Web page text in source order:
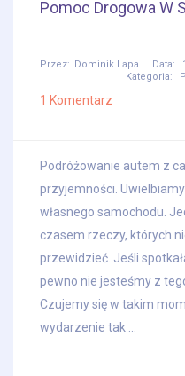
Pomoc Drogowa W
Przez: Dominik.lapa Data:
Kategoria:
1 Komentarz
Podróżowanie autem z
przyjemności.
własnego samochodu.
czasem rzeczy, których
przewidzieć. Jeśli
pewno nie jesteśmy z
Czujemy się w takim
wydarzenie tak ...